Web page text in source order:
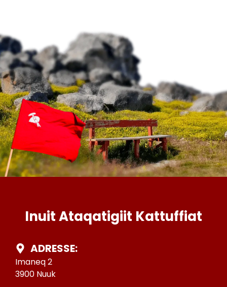
Inuit Ataqatigiit Kattuffiat
ADRESSE:
Imaneq 2
3900 Nuuk